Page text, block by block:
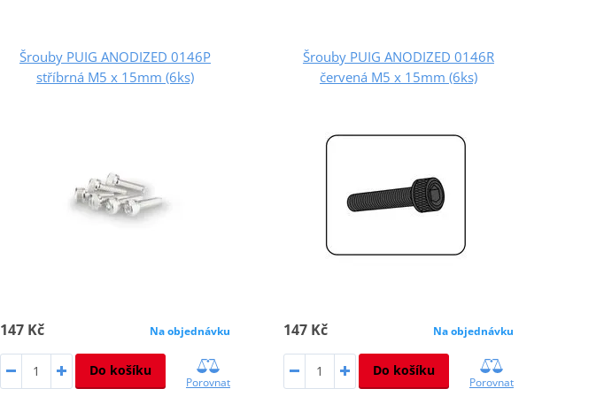
Šrouby PUIG ANODIZED 0146P
stříbrná M5 x 15mm (6ks)
147 Kč Na objednávku
Do košíku
Porovnat
Šrouby PUIG ANODIZED 0146R
červená M5 x 15mm (6ks)
147 Kč Na objednávku
Do košíku
Porovnat